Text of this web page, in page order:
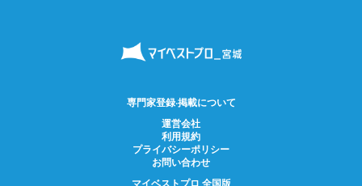
専門家登録·掲載について
運営会社
利用規約
プライバシーポリシー
お問い合わせ